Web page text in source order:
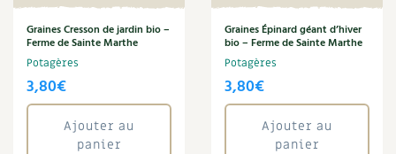
Énergie
Gestion de l’eau
Entretien de la maison
Décoration et petit bricolage
Bonnes adresses
Mieux consommer
Graines Cresson de jardin bio –
Ferme de Sainte Marthe
Potagères
3,80€
Ajouter au
panier
Graines Épinard géant d’hiver
bio – Ferme de Sainte Marthe
Potagères
3,80€
Ajouter au
panier